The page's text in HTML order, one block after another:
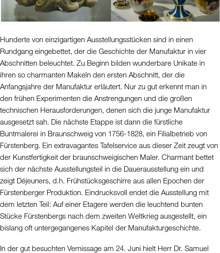
Hunderte von einzigartigen Ausstellungsstücken sind in einen
Rundgang eingebettet, der die Geschichte der Manufaktur in vier
Abschnitten beleuchtet. Zu Beginn bilden wunderbare Unikate in
ihren so charmanten Makeln den ersten Abschnitt, der die
Anfangsjahre der Manufaktur erläutert. Nur zu gut erkennt man in
den frühen Experimenten die Anstrengungen und die großen
technischen Herausforderungen, denen sich die junge Manufaktur
ausgesetzt sah. Die nächste Etappe ist dann die fürstliche
Buntmalerei in Braunschweig von 1756-1828, ein Filialbetrieb von
Fürstenberg. Ein extravagantes Tafelservice aus dieser Zeit zeugt von
der Kunstfertigkeit der braunschweigischen Maler. Charmant bettet
sich der nächste Ausstellungsteil in die Dauerausstellung ein und
zeigt Déjeuners, d.h. Frühstücksgeschirre aus allen Epochen der
Fürstenberger Produktion. Eindrucksvoll endet die Ausstellung mit
dem letzten Teil: Auf einer Etagere werden die leuchtend bunten
Stücke Fürstenbergs nach dem zweiten Weltkrieg ausgestellt, ein
bislang oft untergegangenes Kapitel der Manufakturgeschichte.
In der gut besuchten Vernissage am 24. Juni hielt Herr Dr. Samuel